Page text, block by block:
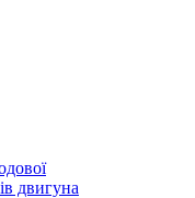
двигуна